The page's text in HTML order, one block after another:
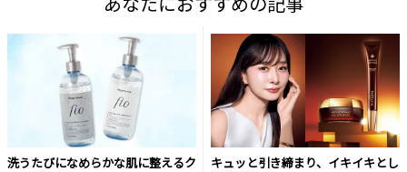
洗うたびになめらかな肌に整えるク
キュッと引き締まり、イキイキとし